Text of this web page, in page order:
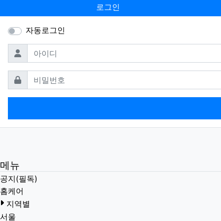
로그인
자동로그인
아이디
필수
비밀번호필수
메뉴
공지(필독)
홈케어
지역별
서울